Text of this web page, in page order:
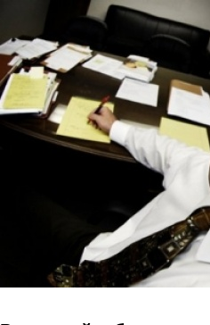
Перейти к основному содержанию